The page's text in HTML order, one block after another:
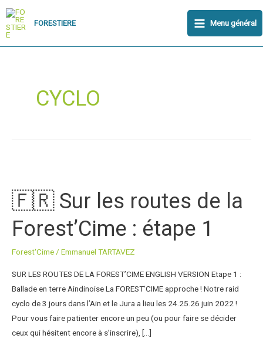
Aller
contenu
FORESTIERE
Main
Menu
Menu général
CYCLO
🇫🇷 Sur les routes de la
Forest’Cime : étape 1
Forest'Cime / Emmanuel TARTAVEZ
SUR LES ROUTES DE LA FOREST’CIME​ ENGLISH VERSION Etape 1 :
Ballade en terre Aindinoise La FOREST’CIME approche ! Notre raid
cyclo de 3 jours dans l’Ain et le Jura a lieu les 24.25.26 juin 2022 !
Pour vous faire patienter encore un peu (ou pour faire se décider
ceux qui hésitent encore à s’inscrire), […]
les
routes
de
Forest’Cime
étape